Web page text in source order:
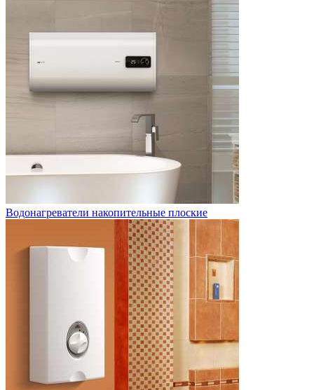
Водонагреватели накопительные плоские